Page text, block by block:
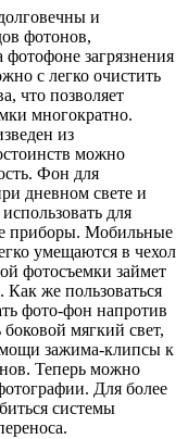
и
фотонов,
загрязнения
с легко очистить
что позволяет
многократно.
из
можно
Фон для
дневном свете и
для
приборы. Мобильные
умещаются в чехол
фотосъемки займет
же пользоваться
фото-фон напротив
мягкий свет,
зажима-клипсы к
Теперь можно
Для более
системы